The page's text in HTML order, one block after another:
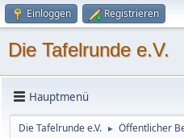
Einloggen Registrieren
Die Tafelrunde e.V.
Hauptmenü
Die Tafelrunde e.V. ► Öffentlicher